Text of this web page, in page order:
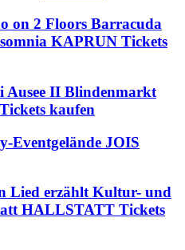
on 2 Floors Barracuda
KAPRUN Tickets
Ausee II Blindenmarkt
kaufen
Eventgelände JOIS
Lied erzählt Kultur- und
HALLSTATT Tickets